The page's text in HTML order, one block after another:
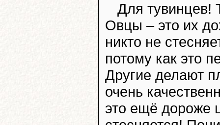
Для тувинцев!
Овцы – это их
никто не
потому как это
Другие делают
очень
это ещё дороже